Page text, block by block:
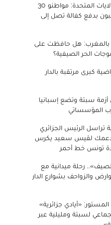
تأشيرة الدخول للولايات المتحدة: مواطنو 30
بدفع كفالة تصل إلى
بالمغرب: هل حافظت على
الحر الصيفية؟
كبرى مرتقبة بالدار
سبتة وتضع إسبانيا
المؤسساتي
تراسل الرئيس الجزائري
دعمك لقيس سعيد يكرس
تونس خط أحمر
رحلة ميدانية مع
والزواحف بشوارع الدار
«أيادي جزائرية»
لسبتة ومليلية عبر